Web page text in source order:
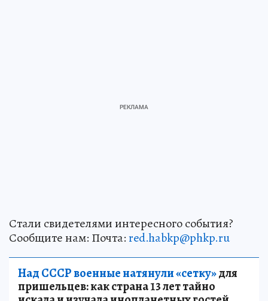
Стали свидетелями интересного события?
Сообщите нам: Почта:red.habkp@phkp.ru
Над СССР военные натянули «сетку»для
пришельцев: как страна 13 лет тайно